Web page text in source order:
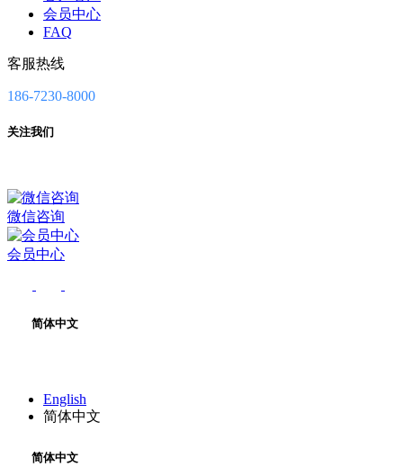
会员中心
FAQ
客服热线
186-7230-8000
关注我们
微信咨询
会员中心
简体中文
English
简体中文
简体中文